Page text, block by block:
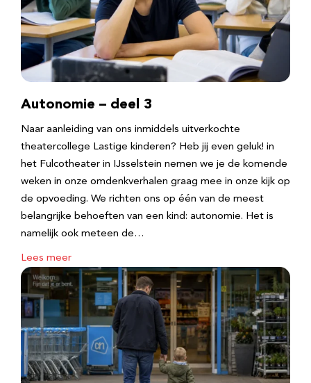
Autonomie – deel 3
Naar aanleiding van ons inmiddels uitverkochte
theatercollege Lastige kinderen? Heb jij even geluk! in
het Fulcotheater in IJsselstein nemen we je de komende
weken in onze omdenkverhalen graag mee in onze kijk op
de opvoeding. We richten ons op één van de meest
belangrijke behoeften van een kind: autonomie. Het is
namelijk ook meteen de…
Lees meer